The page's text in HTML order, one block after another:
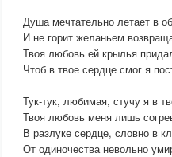
Душа мечтательно летает в
И не горит желаньем
Твоя любовь ей крылья
Чтоб в твое сердце смог я
Тук-тук, любимая, стучу я в
Твоя любовь меня лишь
В разлуке сердце, словно в
От одиночества невольно